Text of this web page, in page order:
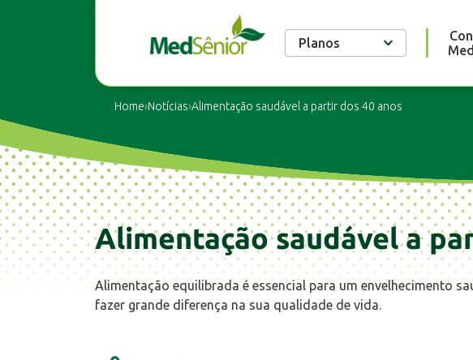
Planos
Home›Notícias›Alimentação saudável a partir dos 40 anos
Alimentação saudável a
Alimentação equilibrada é essencial para um envelhecimento
fazer grande diferença na sua qualidade de vida.